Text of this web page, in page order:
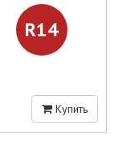
R14
Купить